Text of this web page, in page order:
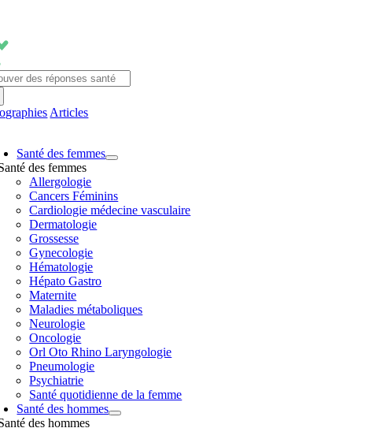
contenu
Articles
Santé des femmes
des femmes
Allergologie
Cancers Féminins
Cardiologie médecine vasculaire
Dermatologie
Grossesse
Gynecologie
Hématologie
Hépato Gastro
Maternite
Maladies métaboliques
Neurologie
Oncologie
Orl Oto Rhino Laryngologie
Pneumologie
Psychiatrie
Santé quotidienne de la femme
Santé des hommes
des hommes